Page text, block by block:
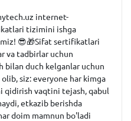
internet-
tizimini ishga
😎🎁Sifat sertifikatlari
va tadbirlar uchun
bilan duch kelganlar uchun
siz: everyone️ har kimga
qidirish vaqtini tejash, qabul
etkazib berishda
doim mamnun bo'ladi